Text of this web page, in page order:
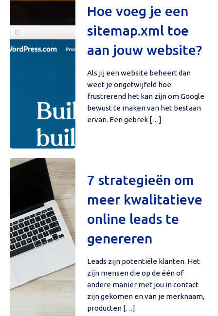
Hoe voeg je een
sitemap.xml toe
aan jouw website?
Als jij een website beheert dan
weet je ongetwijfeld hoe
frustrerend het kan zijn om Google
bewust te maken van het bestaan
ervan. Een gebrek […]
7 strategieën om
meer kwalitatieve
online leads te
genereren
Leads zijn potentiële klanten. Het
zijn mensen die op de één of
andere manier met jou in contact
zijn gekomen en van je merknaam,
producten […]